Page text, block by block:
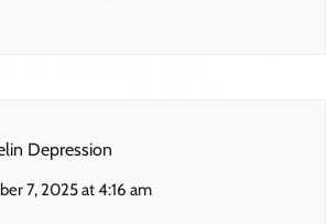
Depression
7, 2025 at 4:16 am